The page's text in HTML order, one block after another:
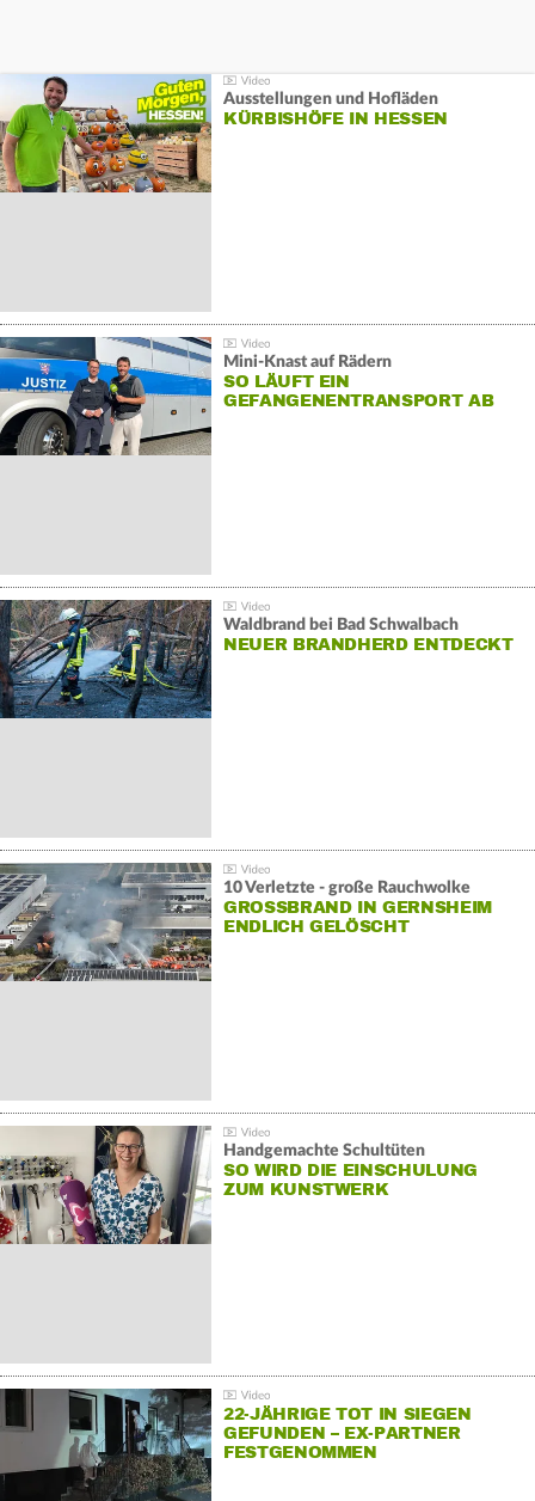
Ausstellungen und Hofläden
KÜRBISHÖFE IN HESSEN
Mini-Knast auf Rädern
SO LÄUFT EIN
GEFANGENENTRANSPORT AB
Waldbrand bei Bad Schwalbach
NEUER BRANDHERD ENTDECKT
10 Verletzte - große Rauchwolke
GROSSBRAND IN GERNSHEIM E
NDLICH GELÖSCHT
Handgemachte Schultüten
SO WIRD DIE EINSCHULUNG
ZUM KUNSTWERK
22-JÄHRIGE TOT IN SIEGEN
GEFUNDEN – EX-PARTNER
FESTGENOMMEN